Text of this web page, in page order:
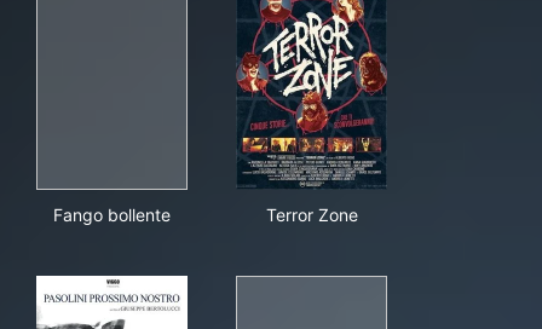
Fango bollente Terror Zone